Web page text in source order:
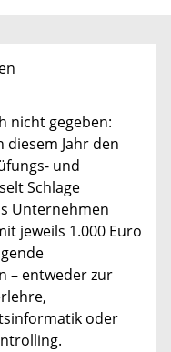
nicht gegeben:
diesem Jahr den
und
Schlage
Unternehmen
jeweils 1.000 Euro
– entweder zur
oder